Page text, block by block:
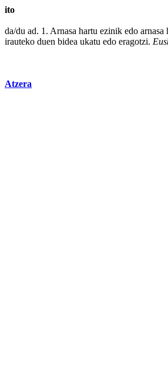
ito
da/du ad. 1. Arnasa hartu ezinik edo
irauteko duen bidea ukatu edo eragotzi.
Atzera